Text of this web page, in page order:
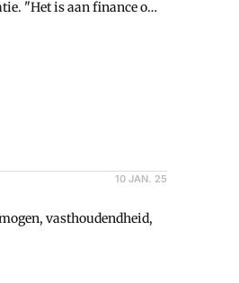
"Het is aan finance om
10 JAN. 25
vasthoudendheid,